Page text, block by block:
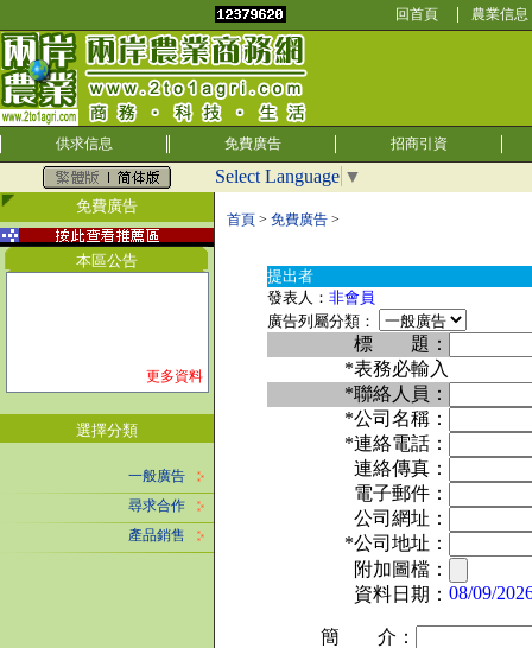
回首頁 農業信息
供求信息 免費廣告 招商引資
Select Language ▼
免費廣告
本區公告
更多資料
選擇分類
一般廣告
尋求合作
產品銷售
首頁 > 免費廣告 >
提出者
發表人： 非會員
廣告列屬分類：
標 題：
*表務必輸入
*聯絡人員：
*公司名稱：
*連絡電話：
連絡傳真：
電子郵件：
公司網址：
*公司地址：
附加圖檔：
資料日期： 08/09/
簡 介：